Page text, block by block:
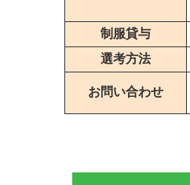
制服貸与
選考方法
お問い合わせ